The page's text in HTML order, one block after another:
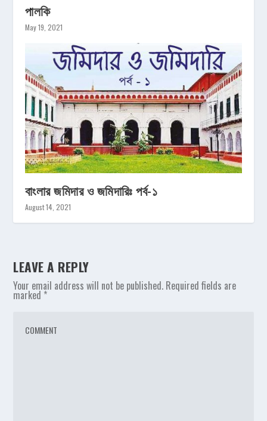
পালকি
May 19, 2021
বাংলার জমিদার ও জমিদারিঃ পর্ব-১
August 14, 2021
LEAVE A REPLY
Your email address will not be published. Required fields are
marked *